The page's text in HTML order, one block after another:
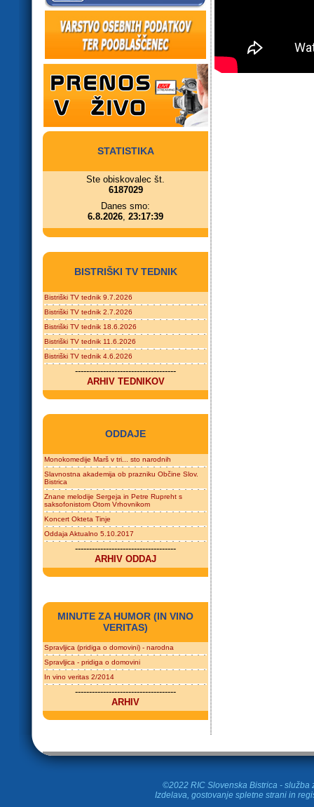
STATISTIKA
Ste obiskovalec št.
6187029
Danes smo:
6.8.2026, 23:17:39
BISTRIŠKI TV TEDNIK
Bistriški TV tednik 9.7.2026
Bistriški TV tednik 2.7.2026
Bistriški TV tednik 18.6.2026
Bistriški TV tednik 11.6.2026
Bistriški TV tednik 4.6.2026
------------------------------------
ARHIV TEDNIKOV
ODDAJE
Monokomedije Marš v tri... sto narodnih
Slavnostna akademija ob prazniku Občine Slov.
Bistrica
Znane melodije Sergeja in Petre Rupreht s
saksofonistom Otom Vrhovnikom
Koncert Okteta Tinje
Oddaja Aktualno 5.10.2017
------------------------------------
ARHIV ODDAJ
MINUTE ZA HUMOR (IN VINO
VERITAS)
Spravljica (pridiga o domovini) - narodna
Spravljica - pridiga o domovini
In vino veritas 2/2014
------------------------------------
ARHIV
©2022 RIC Slovenska Bistrica - služba
Izdelava, gostovanje spletne strani in